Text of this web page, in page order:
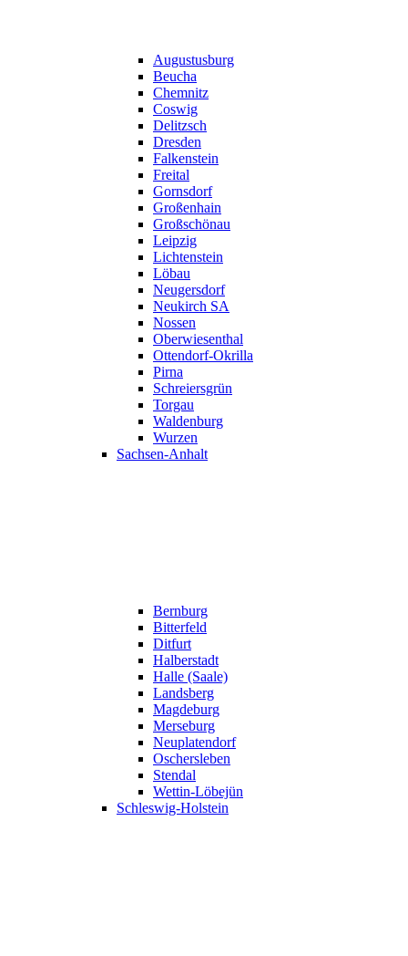
Augustusburg
Beucha
Chemnitz
Coswig
Delitzsch
Dresden
Falkenstein
Freital
Gornsdorf
Großenhain
Großschönau
Leipzig
Lichtenstein
Löbau
Neugersdorf
Neukirch SA
Nossen
Oberwiesenthal
Ottendorf-Okrilla
Pirna
Schreiersgrün
Torgau
Waldenburg
Wurzen
Sachsen-Anhalt
Bernburg
Bitterfeld
Ditfurt
Halberstadt
Halle (Saale)
Landsberg
Magdeburg
Merseburg
Neuplatendorf
Oschersleben
Stendal
Wettin-Löbejün
Schleswig-Holstein